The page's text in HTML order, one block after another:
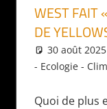
WEST FAIT
DE
30 août 2025
- Ecologie -
Quoi de plus